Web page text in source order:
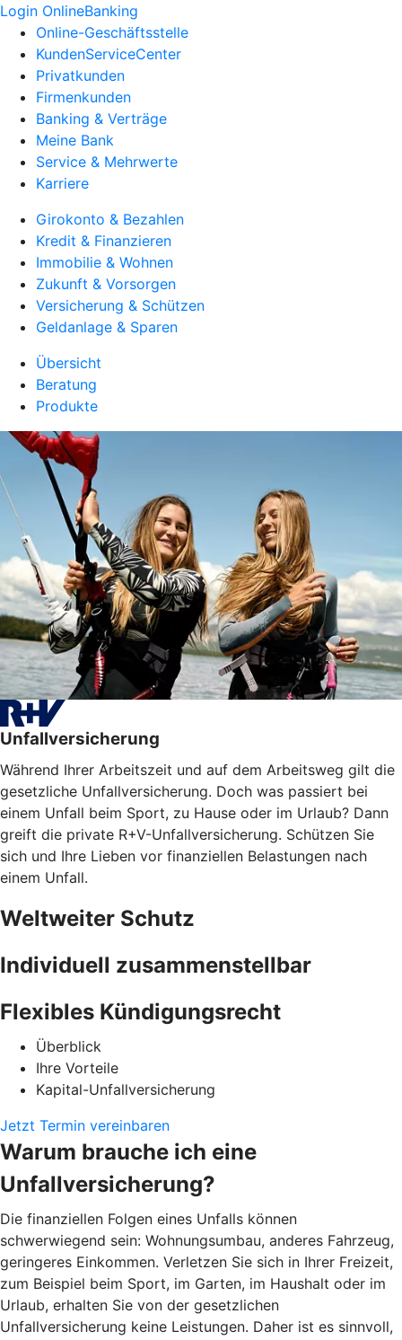
Login OnlineBanking
Online-Geschäftsstelle
KundenServiceCenter
Privatkunden
Firmenkunden
Banking & Verträge
Meine Bank
Service & Mehrwerte
Karriere
Girokonto & Bezahlen
Kredit & Finanzieren
Immobilie & Wohnen
Zukunft & Vorsorgen
Versicherung & Schützen
Geldanlage & Sparen
Übersicht
Beratung
Produkte
Unfallversicherung
Während Ihrer Arbeitszeit und auf dem Arbeitsweg gilt die
gesetzliche Unfallversicherung. Doch was passiert bei
einem Unfall beim Sport, zu Hause oder im Urlaub? Dann
greift die private R+V-Unfallversicherung. Schützen Sie
sich und Ihre Lieben vor finanziellen Belastungen nach
einem Unfall.
Weltweiter Schutz
Individuell zusammenstellbar
Flexibles Kündigungsrecht
Überblick
Ihre Vorteile
Kapital-Unfallversicherung
Jetzt Termin vereinbaren
Warum brauche ich eine
Unfallversicherung?
Die finanziellen Folgen eines Unfalls können
schwerwiegend sein: Wohnungsumbau, anderes Fahrzeug,
geringeres Einkommen. Verletzen Sie sich in Ihrer Freizeit,
zum Beispiel beim Sport, im Garten, im Haushalt oder im
Urlaub, erhalten Sie von der gesetzlichen
Unfallversicherung keine Leistungen. Daher ist es sinnvoll,